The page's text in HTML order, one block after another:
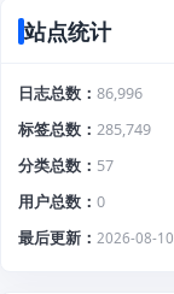
站点统计
日志总数 86,996
标签总数
285,749
分类总数
57
用户总数
0
最后更新
2026-08-10